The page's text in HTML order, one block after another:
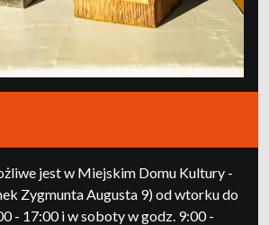
jest w Miejskim Domu Kultury -
Zygmunta Augusta 9) od wtorku do
- 17:00 i w soboty w godz. 9:00 -